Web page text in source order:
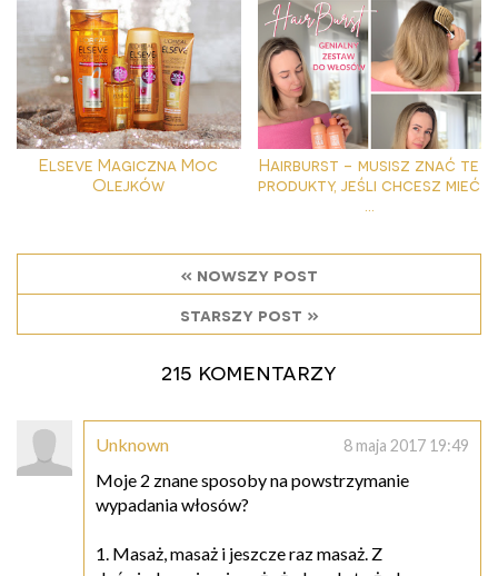
Elseve Magiczna Moc
Olejków
Hairburst - musisz znać te
produkty, jeśli chcesz mieć
« nowszy post
starszy post »
215 komentarzy
Unknown 8 maja 2017 19:49
Moje 2 znane sposoby na powstrzymanie
wypadania włosów?
1. Masaż, masaż i jeszcze raz masaż. Z